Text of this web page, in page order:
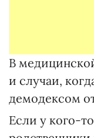
В
и случаи,
демодексом
Если у кого-